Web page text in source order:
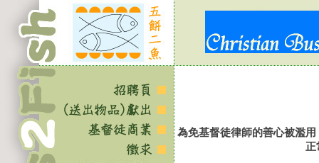
為免基督徒律師的善心被濫
正